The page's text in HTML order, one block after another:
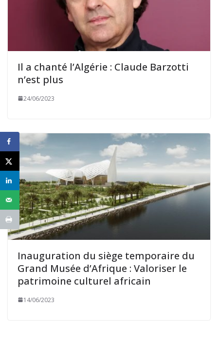
Il a chanté l’Algérie : Claude Barzotti
n’est plus
24/06/2023
Inauguration du siège temporaire du
Grand Musée d’Afrique : Valoriser le
patrimoine culturel africain
14/06/2023